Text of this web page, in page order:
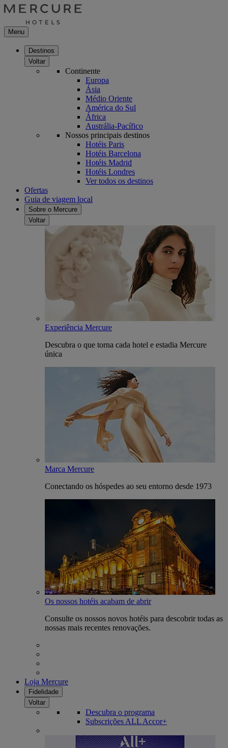
Menu
Destinos
Voltar
Continente
Europa
Ásia
Médio Oriente
América do Sul
África
Austrália-Pacífico
Nossos principais destinos
Hotéis Paris
Hotéis Barcelona
Hotéis Madrid
Hotéis Londres
Ver todos os destinos
Ofertas
Guia de viagem local
Sobre o Mercure
Voltar
Experiência Mercure
Descubra o que torna cada hotel e estadia Mercure
única
Marca Mercure
Conectando os hóspedes ao seu entorno desde 1973
Os nossos hotéis acabam de abrir
Consulte os nossos novos hotéis para descobrir todas as
nossas mais recentes renovações.
Loja Mercure
Fidelidade
Voltar
Descubra o programa
Subscrições ALL Accor+